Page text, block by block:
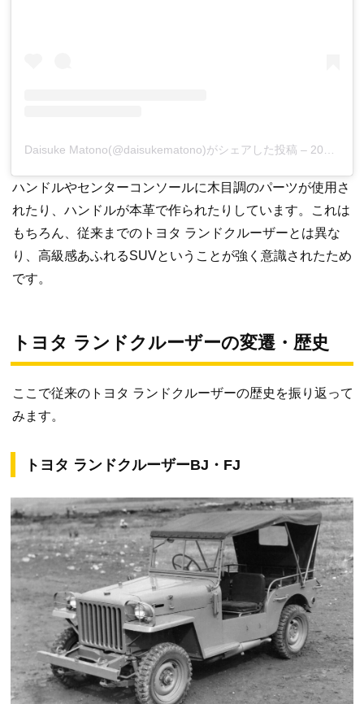
Daisuke Matono(@daisukematono)がシェアした投稿 – 2018年 4月月20日午後8時21分PDT
ハンドルやセンターコンソールに木目調のパーツが使用さ
れたり、ハンドルが本革で作られたりしています。これは
もちろん、従来までのトヨタ ランドクルーザーとは異な
り、高級感あふれるSUVということが強く意識されたため
です。
トヨタ ランドクルーザーの変遷・歴史
ここで従来のトヨタ ランドクルーザーの歴史を振り返って
みます。
トヨタ ランドクルーザーBJ・FJ